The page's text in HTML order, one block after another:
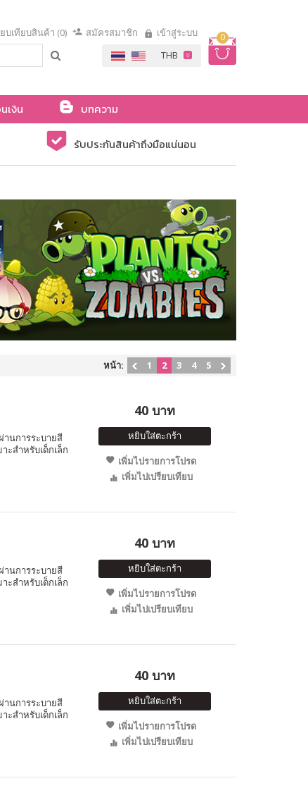
0
ยบเทียบสินค้า (0) สมัครสมาชิก เข้าสู่ระบบ
เงิน
บทความ
รับประกันสินค้าถึงมือแน่นอน
หน้า: 1 2 3 4 5
นการระบายสี
ะสำหรับเด็กเล็ก
40 บาท
หยิบใส่ตะกร้า
เพิ่มไปรายการโปรด
เพิ่มไปเปรียบเทียบ
นการระบายสี
ะสำหรับเด็กเล็ก
40 บาท
หยิบใส่ตะกร้า
เพิ่มไปรายการโปรด
เพิ่มไปเปรียบเทียบ
นการระบายสี
ะสำหรับเด็กเล็ก
40 บาท
หยิบใส่ตะกร้า
เพิ่มไปรายการโปรด
เพิ่มไปเปรียบเทียบ